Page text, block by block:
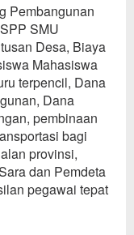
Pembangunan
SMU
Desa, Biaya
Mahasiswa
terpencil, Dana
Dana
pembinaan
bagi
provinsi,
dan Pemdeta
pegawai tepat